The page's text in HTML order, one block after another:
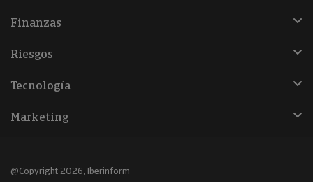
Finanzas
Riesgos
Tecnología
Marketing
@Copyright 2026, Iberinform